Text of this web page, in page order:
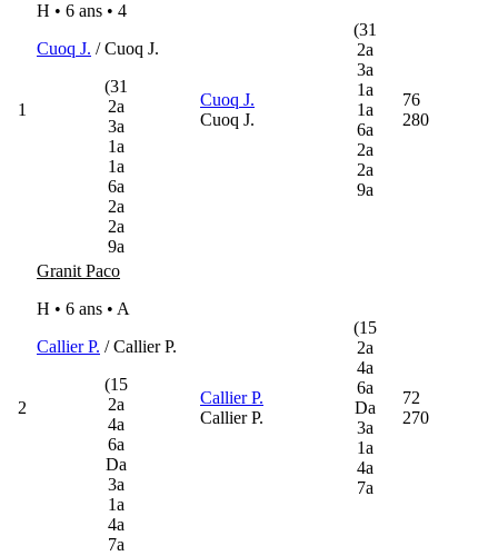
1
H • 6 ans • 4
Cuoq J. / Cuoq J.
(31
2a
3a
1a
1a
6a
2a
2a
9a
Cuoq J.
Cuoq J.
(31
2a
3a
1a
1a
6a
2a
2a
9a
76
280
2
Granit Paco
H • 6 ans • A
Callier P. / Callier P.
(15
2a
4a
6a
Da
3a
1a
4a
7a
Callier P.
Callier P.
(15
2a
4a
6a
Da
3a
1a
4a
7a
72
270